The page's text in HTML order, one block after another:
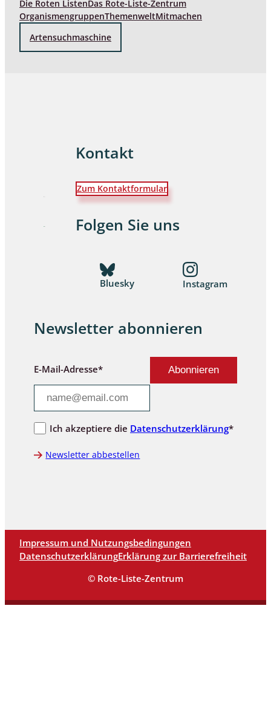
Die Roten ListenDas Rote-Liste-Zentrum
OrganismengruppenThemenweltMitmachen
Artensuchmaschine
Kontakt
Zum Kontaktformular
Folgen Sie uns
Bluesky Instagram
Newsletter abonnieren
E-Mail-Adresse*
Ich akzeptiere die Datenschutzerklärung*
Newsletter abbestellen
Impressum und Nutzungsbedingungen
DatenschutzerklärungErklärung zur Barrierefreiheit
© Rote-Liste-Zentrum